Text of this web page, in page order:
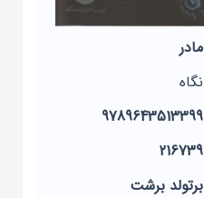
مادر
نگاه
9789643513399
216739
برتولد برشت